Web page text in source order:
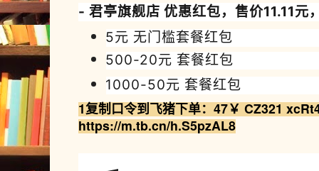
- 君亭旗舰店 优惠红包，售价11.11元
5元 无门槛套餐红包
500-20元 套餐红包
1000-50元 套餐红包
1复制口令到飞猪下单：47￥ CZ321
https://m.tb.cn/h.S5pzAL8